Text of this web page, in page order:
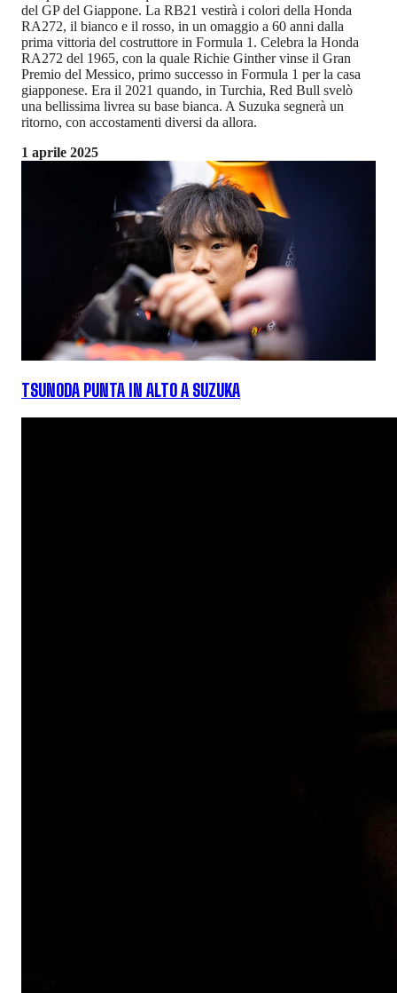
del GP del Giappone. La RB21 vestirà i colori della Honda
RA272, il bianco e il rosso, in un omaggio a 60 anni dalla
prima vittoria del costruttore in Formula 1. Celebra la Honda
RA272 del 1965, con la quale Richie Ginther vinse il Gran
Premio del Messico, primo successo in Formula 1 per la casa
giapponese. Era il 2021 quando, in Turchia, Red Bull svelò
una bellissima livrea su base bianca. A Suzuka segnerà un
ritorno, con accostamenti diversi da allora.
1 aprile 2025
TSUNODA PUNTA IN ALTO A SUZUKA